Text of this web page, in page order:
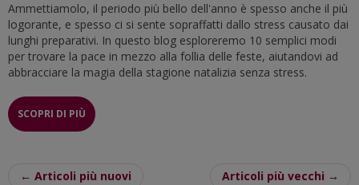
Ammettiamolo, il periodo più bello dell'anno è spesso anche il più
logorante, e spesso ci si sente sopraffatti dallo stress causato dai
lunghi preparativi. In questo blog esploreremo 10 semplici modi
per trovare la pace in mezzo alla follia delle feste, aiutandovi ad
abbracciare la magia della stagione natalizia senza stress.
SCOPRI DI PIÙ
← Articoli più nuovi Articoli più vecchi →